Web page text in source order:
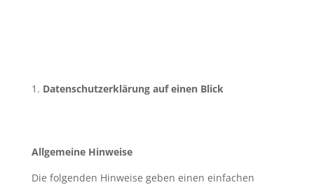
Datenschutzerklärung auf einen Blick
Allgemeine Hinweise
Die folgenden Hinweise geben einen einfachen